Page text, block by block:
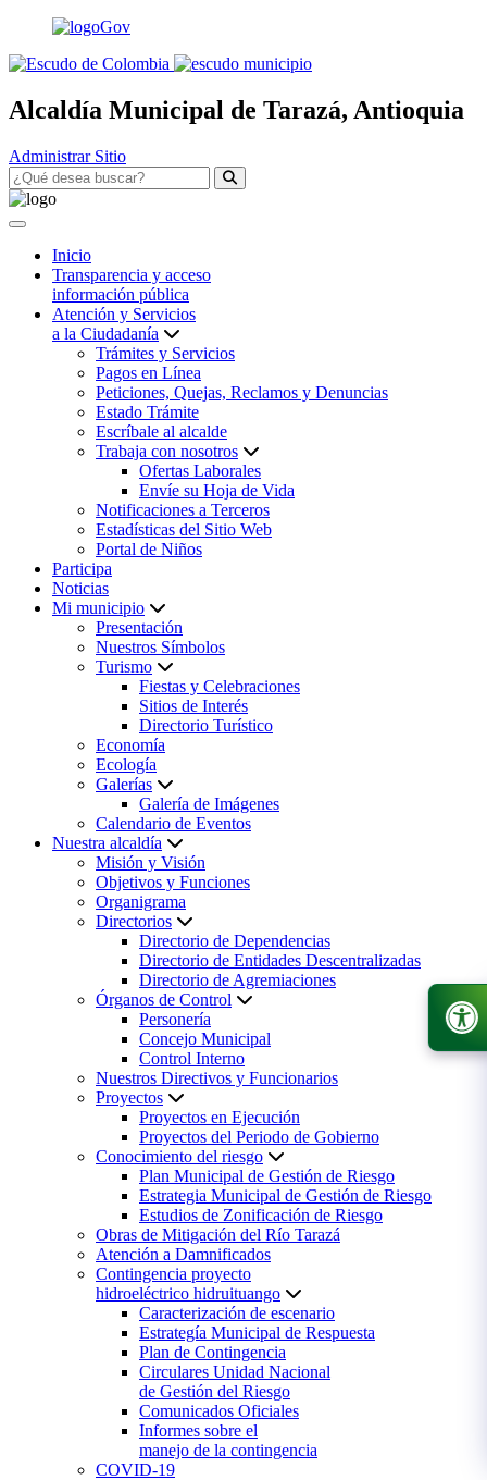
Alcaldía Municipal de Tarazá, Antioquia
Administrar Sitio
Inicio
Transparencia y acceso
información pública
Atención y Servicios
a la Ciudadanía
Trámites y Servicios
Pagos en Línea
Peticiones, Quejas, Reclamos y Denuncias
Estado Trámite
Escríbale al alcalde
Trabaja con nosotros
Ofertas Laborales
Envíe su Hoja de Vida
Notificaciones a Terceros
Estadísticas del Sitio Web
Portal de Niños
Participa
Noticias
Mi municipio
Presentación
Nuestros Símbolos
Turismo
Fiestas y Celebraciones
Sitios de Interés
Directorio Turístico
Economía
Ecología
Galerías
Galería de Imágenes
Calendario de Eventos
Nuestra alcaldía
Misión y Visión
Objetivos y Funciones
Organigrama
Directorios
Directorio de Dependencias
Directorio de Entidades Descentralizadas
Directorio de Agremiaciones
Órganos de Control
Personería
Concejo Municipal
Control Interno
Nuestros Directivos y Funcionarios
Proyectos
Proyectos en Ejecución
Proyectos del Periodo de Gobierno
Conocimiento del riesgo
Plan Municipal de Gestión de Riesgo
Estrategia Municipal de Gestión de Riesgo
Estudios de Zonificación de Riesgo
Obras de Mitigación del Río Tarazá
Atención a Damnificados
Contingencia proyecto
hidroeléctrico hidruituango
Caracterización de escenario
Estrategía Municipal de Respuesta
Plan de Contingencia
Circulares Unidad Nacional
de Gestión del Riesgo
Comunicados Oficiales
Informes sobre el
manejo de la contingencia
COVID-19